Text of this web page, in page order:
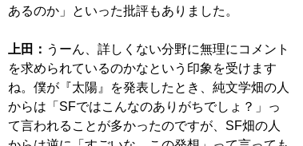
あるのか」といった批評もありました。
上田： うーん、詳しくない分野に無理にコメント
を求められているのかなという印象を受けます
ね。僕が『太陽』を発表したとき、純文学畑の人
からは「SFではこんなのありがちでしょ？」っ
て言われることが多かったのですが、SF畑の人